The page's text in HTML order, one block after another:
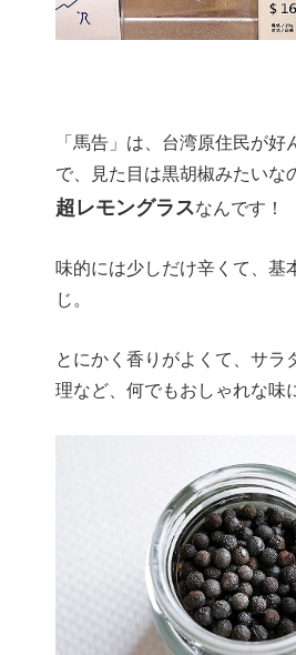
「馬告」は、台湾原住民が好
で、見た目は黒胡椒みたいな
超レモングラスなんです！
味的には少しだけ辛くて、基
じ。
とにかく香りがよくて、サラ
理など、何でもおしゃれな味